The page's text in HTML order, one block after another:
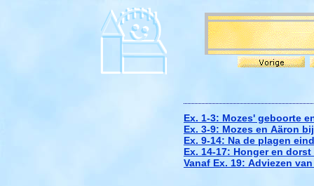
Ex. 1-3: Mozes' geboorte
Ex. 3-9: Mozes en Aäron
Ex. 9-14: Na de plagen
Ex. 14-17: Honger en
Vanaf Ex. 19: Adviezen